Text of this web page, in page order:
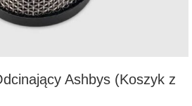
Ashbys (Koszyk z